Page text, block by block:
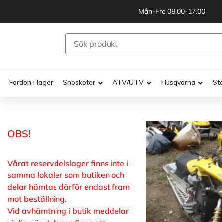
Mån-Fre 08.00-17.00
Fordon i lager Snöskoter ATV/UTV Husqvarna
OBS!
Vårat reservdelslager finns inte i
samma lokaler som butiken och
delar hämtas därför endast fram
mot beställning.
Vid avhämtning i butik meddelar